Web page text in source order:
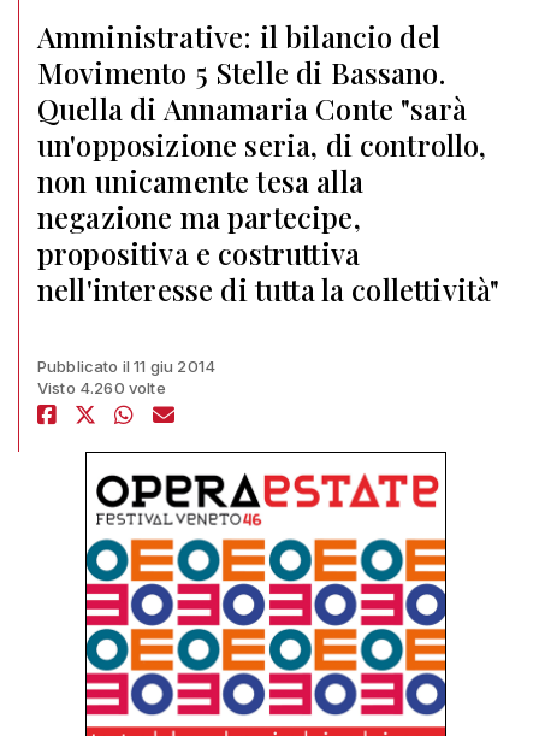
Amministrative: il bilancio del
Movimento 5 Stelle di Bassano.
Quella di Annamaria Conte "sarà
un'opposizione seria, di controllo,
non unicamente tesa alla
negazione ma partecipe,
propositiva e costruttiva
nell'interesse di tutta la collettività"
Pubblicato il 11 giu 2014
Visto 4.260 volte